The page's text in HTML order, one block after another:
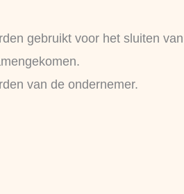
gebruikt voor het sluiten
van de ondernemer.